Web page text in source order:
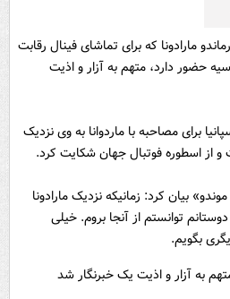
مارادونا که برای تماشای فینال رقابت
حضور دارد، متهم به آزار و اذیت
برای مصاحبه با ماردوانا به وی نزدیک
و از اسطوره فوتبال جهان شکایت کرد.
بیان کرد: زمانیکه نزدیک مارادونا
توانستم از آنجا بروم. خیلی
بگویم.